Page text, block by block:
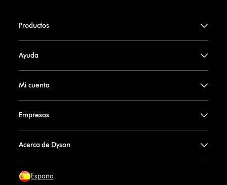
Productos
Ayuda
Mi cuenta
Empresas
Acerca de Dyson
España